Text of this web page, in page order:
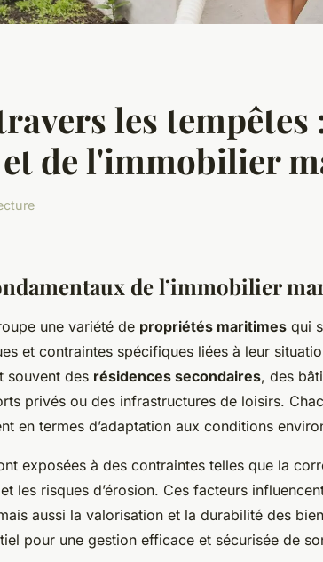
les
de l'immobilier
de l’immobilier
une variété de propriétés maritimes qui
et contraintes spécifiques liées à leur
souvent des résidences secondaires, des
privés ou des infrastructures de loisirs.
en termes d’adaptation aux conditions
exposées à des contraintes telles que la
les risques d’érosion. Ces facteurs
aussi la valorisation et la durabilité des
pour une gestion efficace et sécurisée de